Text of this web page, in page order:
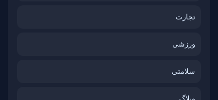
تجارت
ورزشی
سلامتی
وبلاگ